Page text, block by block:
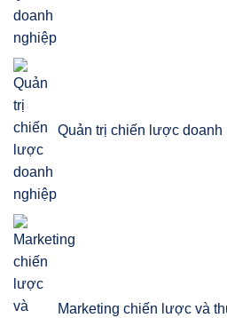
Quản trị chiến lược doanh
Marketing chiến lược và